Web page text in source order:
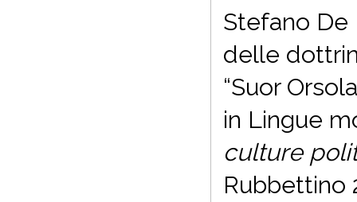
Stefano De
delle
“Suor
in Lingue
culture
Rubbettino